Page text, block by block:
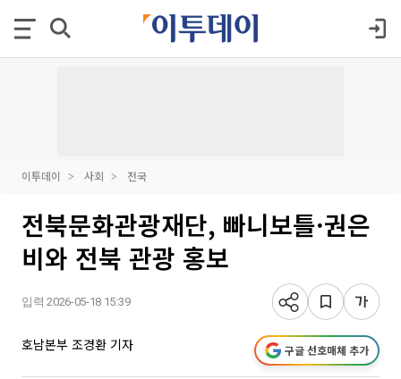
이투데이 사회 전국
전북문화관광재단, 빠니보틀·권은
비와 전북 관광 홍보
입력 2026-05-18 15:39
호남본부 조경환 기자 구글 선호매체 추가